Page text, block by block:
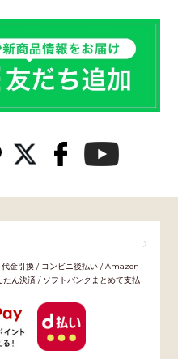
金引換 / コンビニ後払い / Amazon
ん決済 / ソフトバンクまとめて支払